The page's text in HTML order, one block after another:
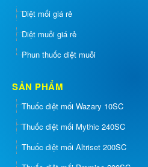
Diệt mối giá rẻ
Diệt muỗi giá rẻ
Phun thuốc diệt muỗi
SẢN PHẨM
Thuốc diệt mối Wazary 10SC
Thuốc diệt mối Mythic 240SC
Thuốc diệt mối Altriset 200SC